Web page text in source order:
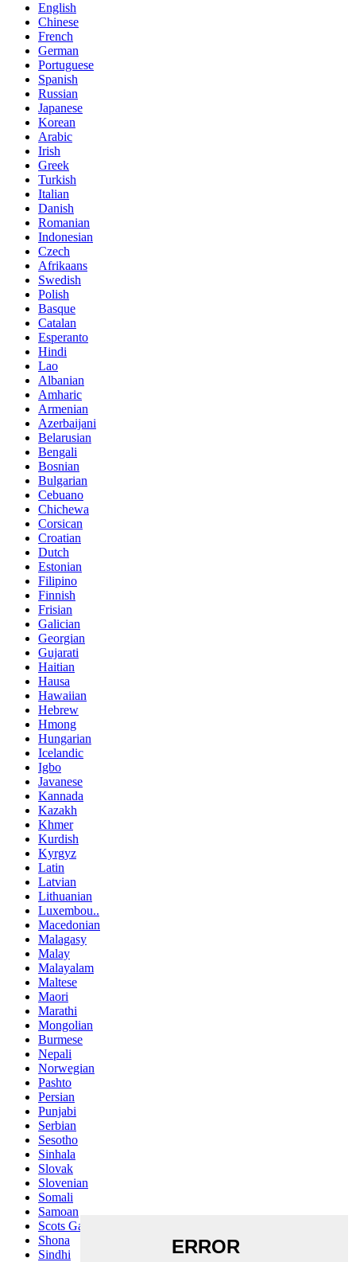
English
Chinese
French
German
Portuguese
Spanish
Russian
Japanese
Korean
Arabic
Irish
Greek
Turkish
Italian
Danish
Romanian
Indonesian
Czech
Afrikaans
Swedish
Polish
Basque
Catalan
Esperanto
Hindi
Lao
Albanian
Amharic
Armenian
Azerbaijani
Belarusian
Bengali
Bosnian
Bulgarian
Cebuano
Chichewa
Corsican
Croatian
Dutch
Estonian
Filipino
Finnish
Frisian
Galician
Georgian
Gujarati
Haitian
Hausa
Hawaiian
Hebrew
Hmong
Hungarian
Icelandic
Igbo
Javanese
Kannada
Kazakh
Khmer
Kurdish
Kyrgyz
Latin
Latvian
Lithuanian
Luxembou..
Macedonian
Malagasy
Malay
Malayalam
Maltese
Maori
Marathi
Mongolian
Burmese
Nepali
Norwegian
Pashto
Persian
Punjabi
Serbian
Sesotho
Sinhala
Slovak
Slovenian
Somali
Samoan
Scots Gaelic
Shona
Sindhi